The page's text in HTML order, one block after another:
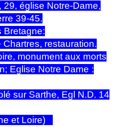
église Notre-Dame,
39-45.
restauration.
monument aux morts
Notre Dame :
Sarthe, Egl N.D. 14
et Loire)